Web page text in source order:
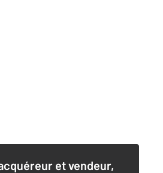
et vendeur,